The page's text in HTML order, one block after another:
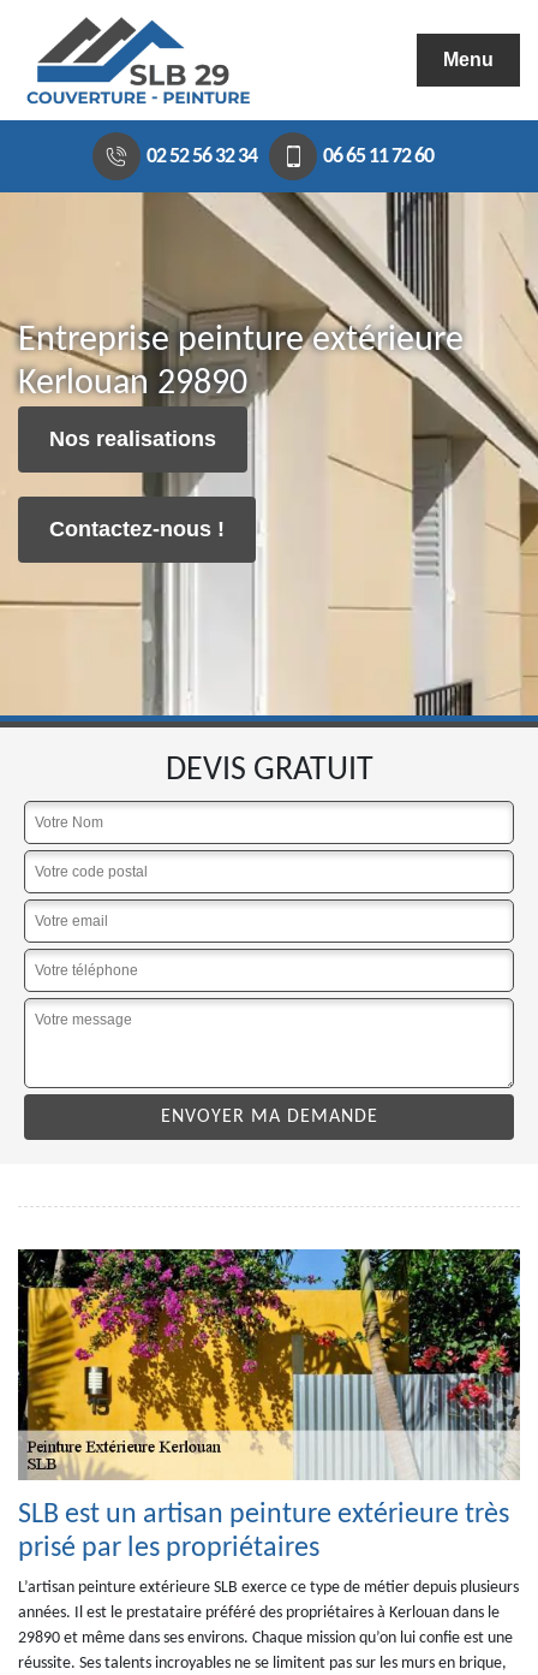
Menu
02 52 56 32 34 06 65 11 72 60
Entreprise peinture extérieure
Kerlouan 29890
Nos realisations
Contactez-nous !
DEVIS GRATUIT
SLB est un artisan peinture extérieure très
prisé par les propriétaires
L’artisan peinture extérieure SLB exerce ce type de métier depuis plusieurs
années. Il est le prestataire préféré des propriétaires à Kerlouan dans le
29890 et même dans ses environs. Chaque mission qu’on lui confie est une
réussite. Ses talents incroyables ne se limitent pas sur les murs en brique,